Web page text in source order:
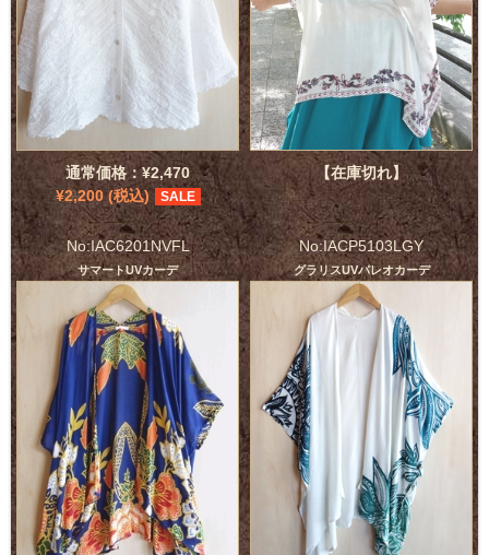
通常価格：¥2,470
¥2,200 (税込)
SALE
【在庫切れ】
No:IAC6201NVFL
サマートUVカーデ
No:IACP5103LGY
グラリスUVパレオカーデ